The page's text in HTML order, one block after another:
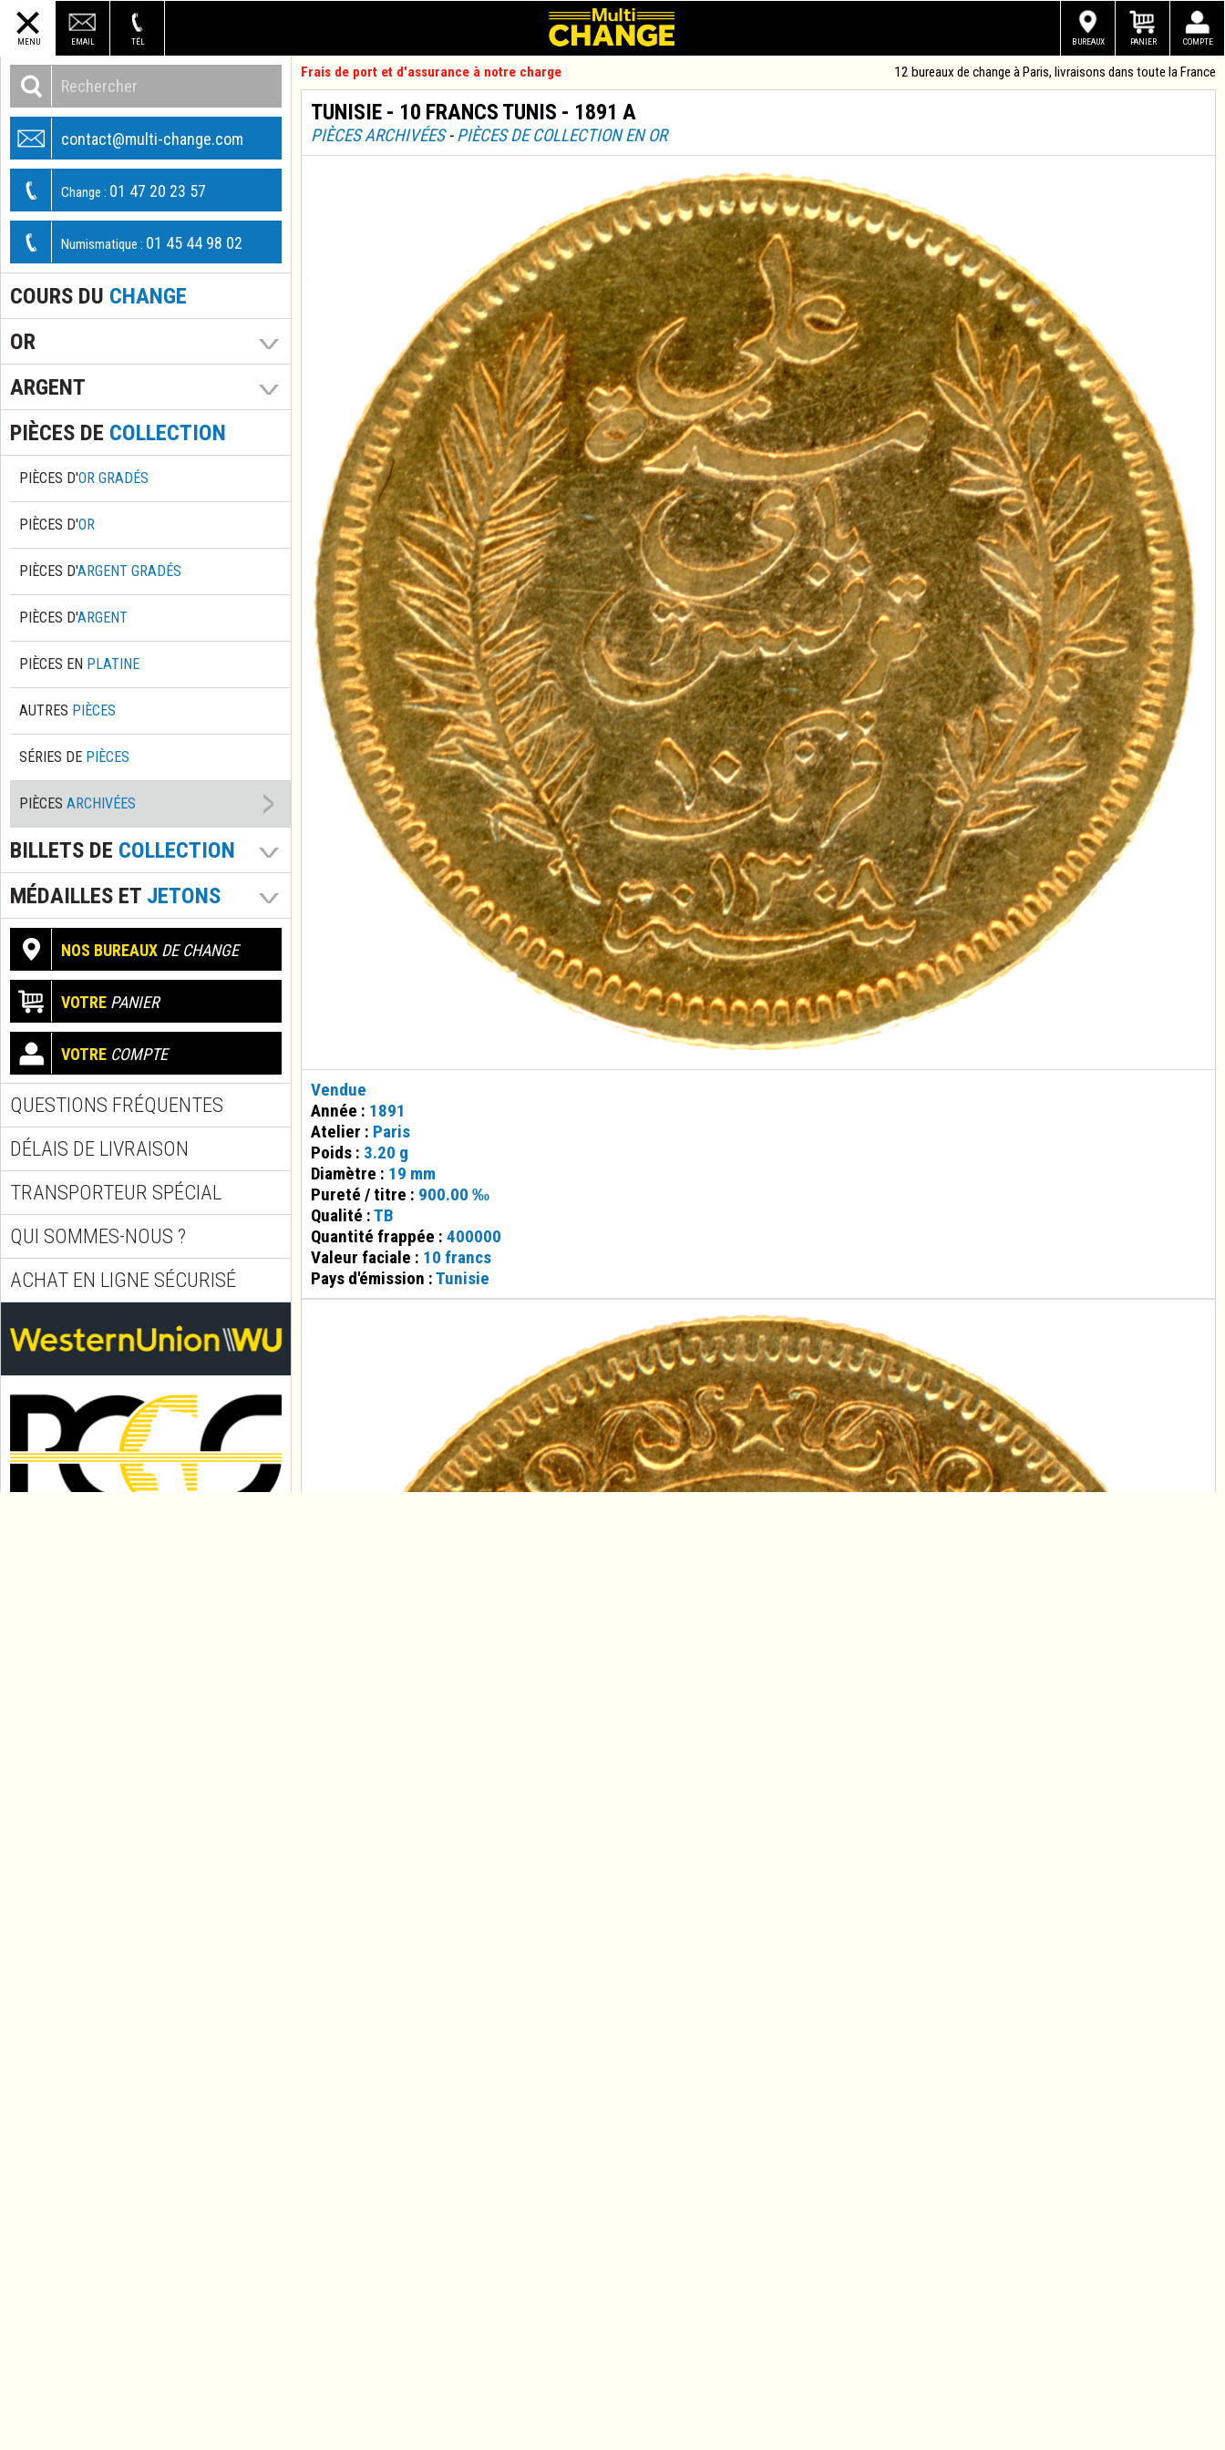
MENU EMAIL TÉL COMPTE
PANIER
BUREAUX
contact@multi-change.com
Change : 01 47 20 23 57
Numismatique : 01 45 44 98 02
COURS DU CHANGE
OR
ARGENT
PIÈCES DE COLLECTION
PIÈCES D'OR GRADÉS
PIÈCES D'OR
PIÈCES D'ARGENT GRADÉS
PIÈCES D'ARGENT
PIÈCES EN PLATINE
AUTRES PIÈCES
SÉRIES DE PIÈCES
PIÈCES ARCHIVÉES
BILLETS DE COLLECTION
MÉDAILLES ET JETONS
NOS BUREAUX DE CHANGE
VOTRE PANIER
VOTRE COMPTE
QUESTIONS FRÉQUENTES
DÉLAIS DE LIVRAISON
TRANSPORTEUR SPÉCIAL
QUI SOMMES-NOUS ?
ACHAT EN LIGNE SÉCURISÉ
Frais de port et d'assurance à notre charge 12 bureaux de change à Paris, livraisons dans toute la France
TUNISIE - 10 FRANCS TUNIS - 1891 A
PIÈCES ARCHIVÉES-PIÈCES DE COLLECTION EN OR
Vendue
Année : 1891
Atelier : Paris
Poids : 3.20 g
Diamètre : 19 mm
Pureté / titre : 900.00 ‰
Qualité :TB
Quantité frappée : 400000
Valeur faciale : 10 francs
Pays d'émission :Tunisie